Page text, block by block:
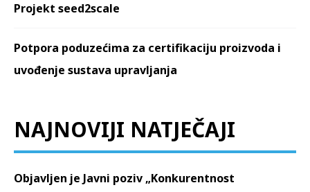
Projekt seed2scale
Potpora poduzećima za certifikaciju proizvoda i
uvođenje sustava upravljanja
NAJNOVIJI NATJEČAJI
Objavljen je Javni poziv „Konkurentnost